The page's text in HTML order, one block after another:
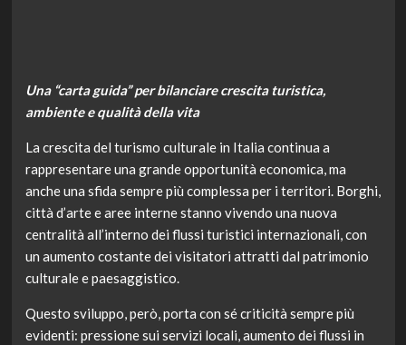
Una “carta guida” per bilanciare crescita turistica,
ambiente e qualità della vita
La crescita del turismo culturale in Italia continua a
rappresentare una grande opportunità economica, ma
anche una sfida sempre più complessa per i territori. Borghi,
città d’arte e aree interne stanno vivendo una nuova
centralità all’interno dei flussi turistici internazionali, con
un aumento costante dei visitatori attratti dal patrimonio
culturale e paesaggistico.
Questo sviluppo, però, porta con sé criticità sempre più
evidenti: pressione sui servizi locali, aumento dei flussi in